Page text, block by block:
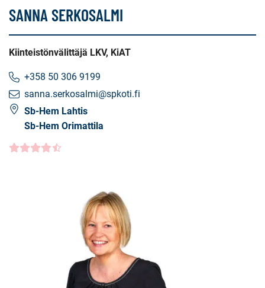
SANNA SERKOSALMI
Kiinteistönvälittäjä LKV, KiAT
+358 50 306 9199
sanna.serkosalmi@spkoti.fi
Sb-Hem Lahtis
Sb-Hem Orimattila
Kundbetyg